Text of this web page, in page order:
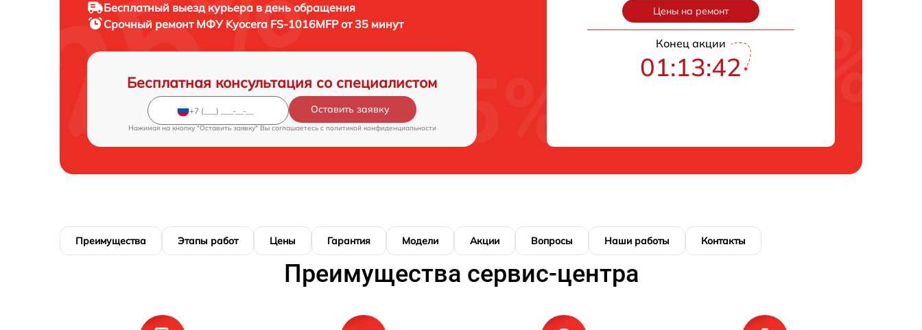
Бесплатный выезд курьера в день обращения
Срочный ремонт МФУ Kyocera FS-1016MFP от 35 минут
Бесплатная консультация со специалистом
Оставить заявку
Нажимая на кнопку "Оставить заявку" Вы соглашаетесь c политикой конфиденциальности
Цены на ремонт
Конец акции
01:13:41
Преимущества Этапы работ Цены Гарантия Модели Акции Вопросы Наши работы Контакты
Преимущества сервис-центра